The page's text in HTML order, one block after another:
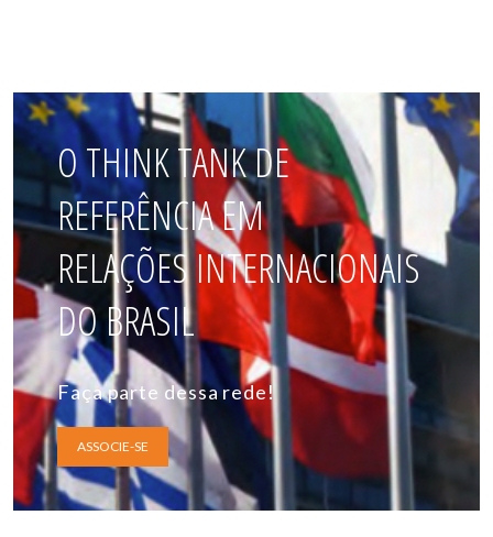
O THINK TANK DE
REFERÊNCIA EM
RELAÇÕES INTERNACIONAIS
DO BRASIL
Faça parte dessa rede!
ASSOCIE-SE